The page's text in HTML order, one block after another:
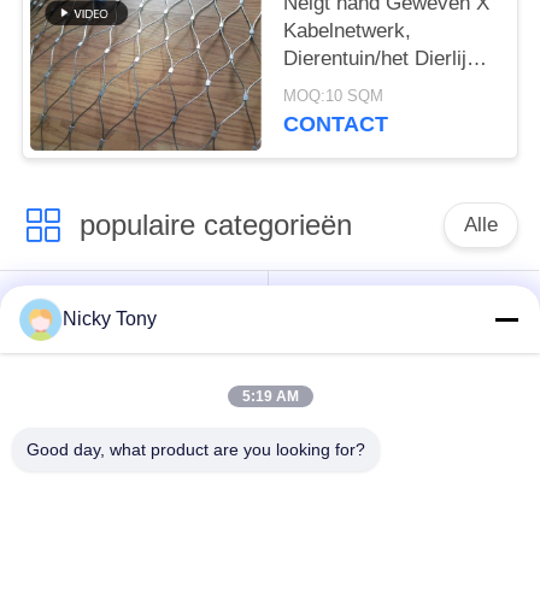
Kabelnetwerk,
Dierentuin/het Dierlijke
Netwerk van de de
Kabelmetalen kap van
MOQ:10 SQM
CONTACT
populaire categorieën Alle
Het Netwerk van de
draadkabel
Vogelhuisdraad het
Nicky Tony
5:19 AM
Good day, what product are you looking for?